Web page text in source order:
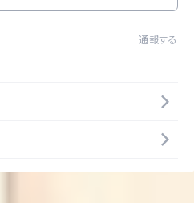
通報する